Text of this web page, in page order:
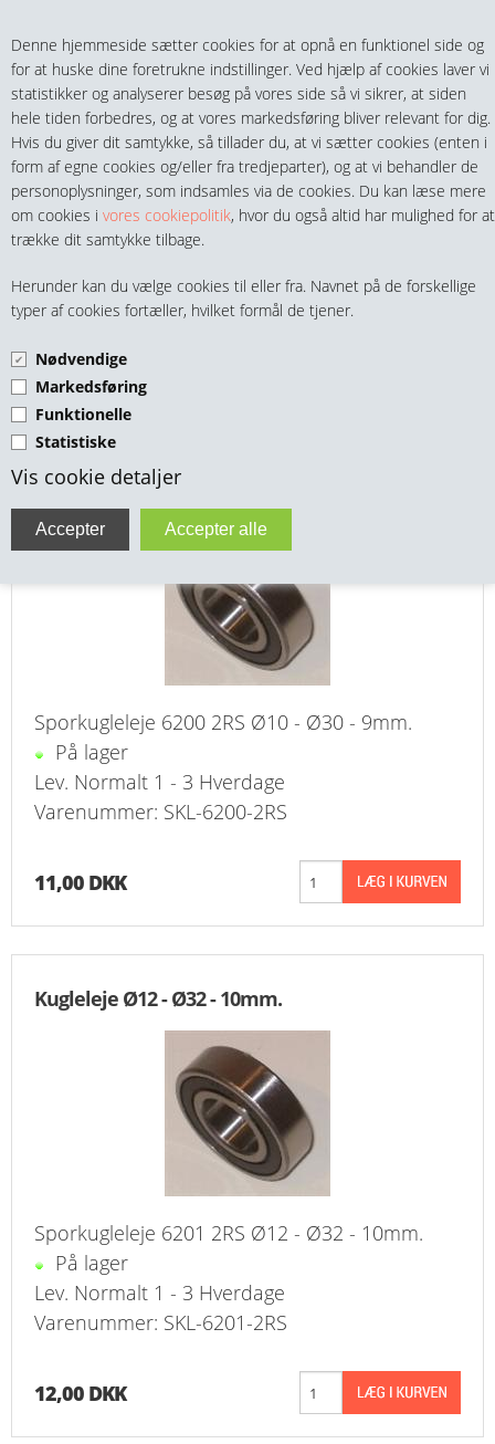
Denne hjemmeside sætter cookies for at opnå en funktionel side og
for at huske dine foretrukne indstillinger. Ved hjælp af cookies laver vi
statistikker og analyserer besøg på vores side så vi sikrer, at siden
hele tiden forbedres, og at vores markedsføring bliver relevant for dig.
Hvis du giver dit samtykke, så tillader du, at vi sætter cookies (enten i
form af egne cookies og/eller fra tredjeparter), og at vi behandler de
personoplysninger, som indsamles via de cookies. Du kan læse mere
om cookies i vores cookiepolitik, hvor du også altid har mulighed for at
trække dit samtykke tilbage.
Herunder kan du vælge cookies til eller fra. Navnet på de forskellige
typer af cookies fortæller, hvilket formål de tjener.
Nødvendige
Markedsføring
Funktionelle
Statistiske
Vis cookie detaljer
Teltech.dk 0 vare(r) i kurven
0,00 DKK
MENU
HANER & VENTILER
SLANGER, KOBLINGER & TILBEHØR
RØR & TILBEHØR
TEKNIK & AUTOMATIK
VA FITTINGS & VENTILER
VARME & TILBEHØR
ENTREPENØRARBEJDE- & UDSTYR
BEFÆSTIGELSE
BESPÆNDING, GUMMIDELE M.M.
FORSIDE
PROFIL
VILKÅR
SØGNING
SPORKUGLELEJER 6200-
SERIEN
Kugleleje Ø10 - Ø30 - 9mm.
Sporkugleleje 6200 2RS Ø10 - Ø30 - 9mm.
På lager
Lev. Normalt 1 - 3 Hverdage
Varenummer: SKL-6200-2RS
11,00 DKK
Kugleleje Ø12 - Ø32 - 10mm.
Sporkugleleje 6201 2RS Ø12 - Ø32 - 10mm.
På lager
Lev. Normalt 1 - 3 Hverdage
Varenummer: SKL-6201-2RS
12,00 DKK